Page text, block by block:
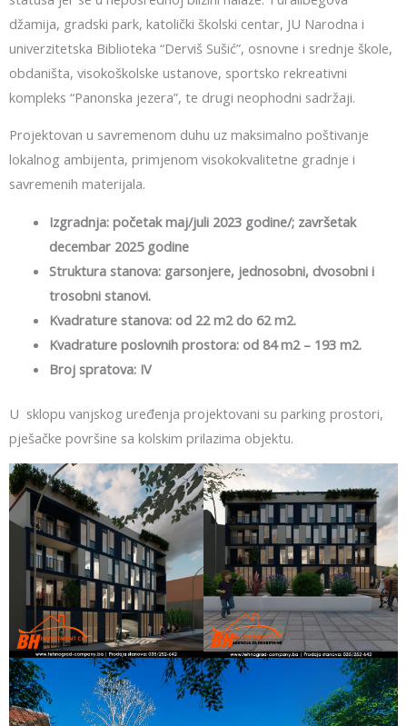
džamija, gradski park, katolički školski centar, JU Narodna i
univerzitetska Biblioteka “Derviš Sušić”, osnovne i srednje škole,
obdaništa, visokoškolske ustanove, sportsko rekreativni
kompleks “Panonska jezera”, te drugi neophodni sadržaji.
Projektovan u savremenom duhu uz maksimalno poštivanje
lokalnog ambijenta, primjenom visokokvalitetne gradnje i
savremenih materijala.
Izgradnja: početak maj/juli 2023 godine/; završetak
decembar 2025 godine
Struktura stanova: garsonjere, jednosobni, dvosobni i
trosobni stanovi.
Kvadrature stanova: od 22 m2 do 62 m2.
Kvadrature poslovnih prostora: od 84 m2 – 193 m2.
Broj spratova: IV
U sklopu vanjskog uređenja projektovani su parking prostori,
pješačke površine sa kolskim prilazima objektu.